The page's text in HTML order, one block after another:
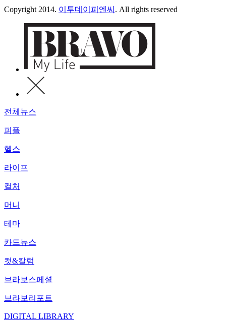
Copyright 2014. 이투데이피엔씨 . All rights reserved
전체뉴스
피플
헬스
라이프
컬처
머니
테마
카드뉴스
컷&칼럼
브라보스페셜
브라보리포트
DIGITAL LIBRARY